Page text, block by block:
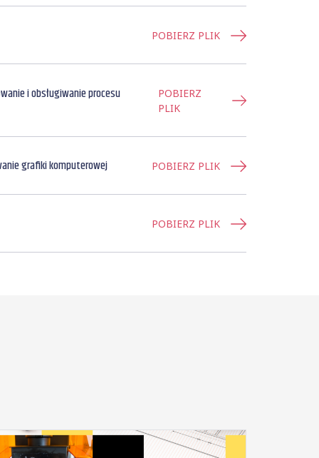
POBIERZ PLIK
i obsługiwanie procesu
POBIERZ
PLIK
grafiki komputerowej POBIERZ PLIK
POBIERZ PLIK